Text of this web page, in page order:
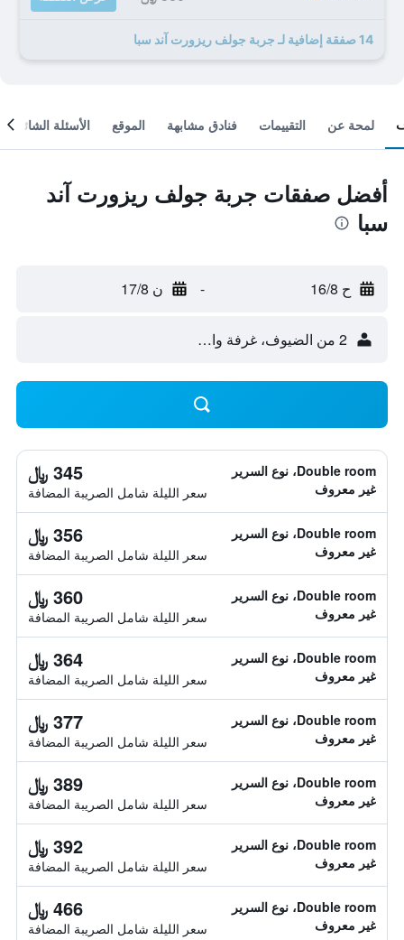
14 صفقة إضافية لـ جربة جولف ريزورت آند سبا
لمحة عن التقييمات فنادق مشابهة الموقع الأسئلة الشائعة
أفضل صفقات جربة جولف ريزورت آند
سبا
ح 16/8 - ن 17/8
2 من الضيوف، غرفة واحدة
Double room، نوع السرير
غير معروف
345 ﷼
سعر الليلة شامل الصريبة المضافة
Double room، نوع السرير
غير معروف
356 ﷼
سعر الليلة شامل الصريبة المضافة
Double room، نوع السرير
غير معروف
360 ﷼
سعر الليلة شامل الصريبة المضافة
Double room، نوع السرير
غير معروف
364 ﷼
سعر الليلة شامل الصريبة المضافة
Double room، نوع السرير
غير معروف
377 ﷼
سعر الليلة شامل الصريبة المضافة
Double room، نوع السرير
غير معروف
389 ﷼
سعر الليلة شامل الصريبة المضافة
Double room، نوع السرير
غير معروف
392 ﷼
سعر الليلة شامل الصريبة المضافة
Double room، نوع السرير
غير معروف
466 ﷼
سعر الليلة شامل الصريبة المضافة